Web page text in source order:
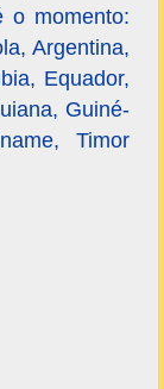
o momento:
Argentina,
Equador,
Guiné-
Timor